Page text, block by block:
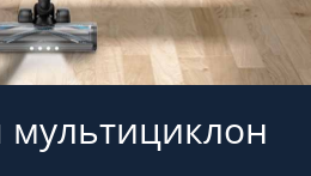
мультициклон